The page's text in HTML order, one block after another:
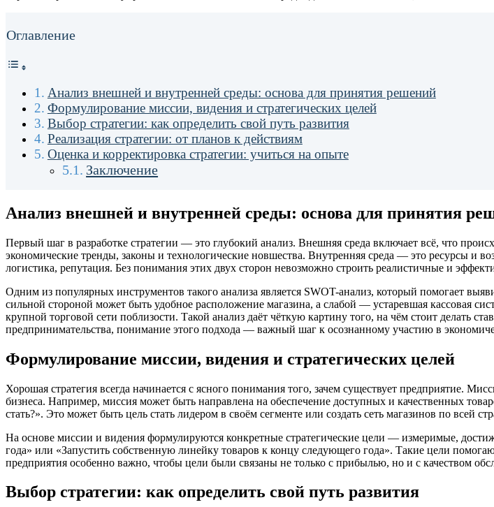
Оглавление
Анализ внешней и внутренней среды: основа для принятия решений
Формулирование миссии, видения и стратегических целей
Выбор стратегии: как определить свой путь развития
Реализация стратегии: от планов к действиям
Оценка и корректировка стратегии: учиться на опыте
Заключение
Анализ внешней и внутренней среды: основа для принятия
Первый шаг в разработке стратегии — это глубокий анализ. Внешняя среда включает всё, что
экономические тренды, законы и технологические новшества. Внутренняя среда — это ресурсы и
логистика, репутация. Без понимания этих двух сторон невозможно строить реалистичные и
Одним из популярных инструментов такого анализа является SWOT-анализ, который помогает
сильной стороной может быть удобное расположение магазина, а слабой — устаревшая кассовая
крупной торговой сети поблизости. Такой анализ даёт чёткую картину того, на чём стоит делать
предпринимательства, понимание этого подхода — важный шаг к осознанному участию в
Формулирование миссии, видения и стратегических целей
Хорошая стратегия всегда начинается с ясного понимания того, зачем существует предприятие.
бизнеса. Например, миссия может быть направлена на обеспечение доступных и качественных
стать?». Это может быть цель стать лидером в своём сегменте или создать сеть магазинов по всей
На основе миссии и видения формулируются конкретные стратегические цели — измеримые,
года» или «Запустить собственную линейку товаров к концу следующего года». Такие цели
предприятия особенно важно, чтобы цели были связаны не только с прибылью, но и с качеством
Выбор стратегии: как определить свой путь развития